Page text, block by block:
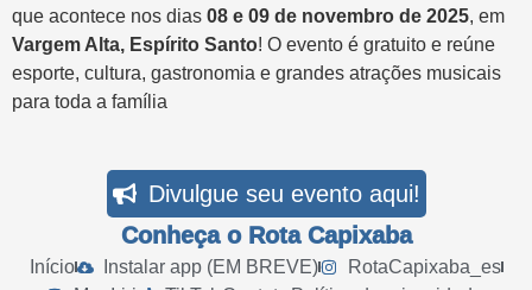
que acontece nos dias 08 e 09 de novembro de 2025, em
Vargem Alta, Espírito Santo! O evento é gratuito e reúne
esporte, cultura, gastronomia e grandes atrações musicais
para toda a família
Divulgue seu evento aqui!
Conheça o Rota Capixaba
Início Instalar app (EM BREVE)
RotaCapixaba_es